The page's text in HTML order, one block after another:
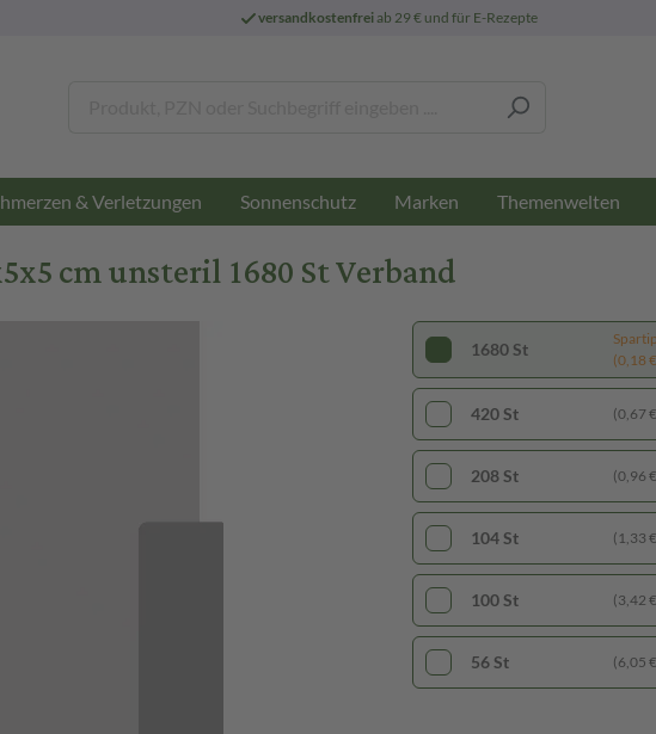
versandkostenfreiab 29 € und für E-Rezepte
& Verletzungen Sonnenschutz Marken Themenwelten
cm unsteril 1680 St Verband
1680 St
(0,18
420 St (0,67
208 St (0,96
104 St (1,33
100 St (3,42
56 St (6,05